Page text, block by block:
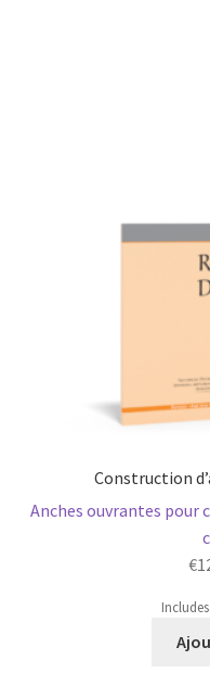
Construction
Anches ouvrantes pour
€